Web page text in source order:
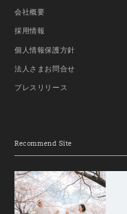
会社概要
採用情報
個人情報保護方針
法人さまお問合せ
プレスリリース
Recommend Site